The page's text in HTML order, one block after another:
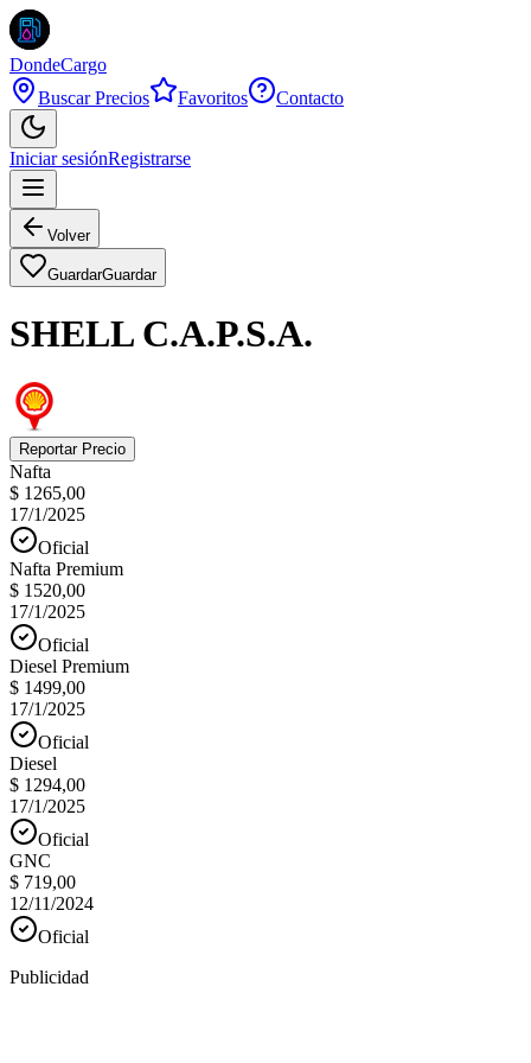
DondeCargo
Buscar Precios
Favoritos Contacto
Iniciar sesiónRegistrarse
Volver
GuardarGuardar
SHELL C.A.P.S.A.
Reportar Precio
Nafta
$ 1265,00
17/1/2025
Oficial
Nafta Premium
$ 1520,00
17/1/2025
Oficial
Diesel Premium
$ 1499,00
17/1/2025
Oficial
Diesel
$ 1294,00
17/1/2025
Oficial
GNC
$ 719,00
12/11/2024
Oficial
Publicidad